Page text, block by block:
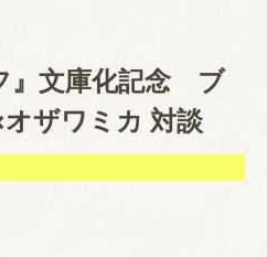
』文庫化記念 ブ
ザワミカ 対談